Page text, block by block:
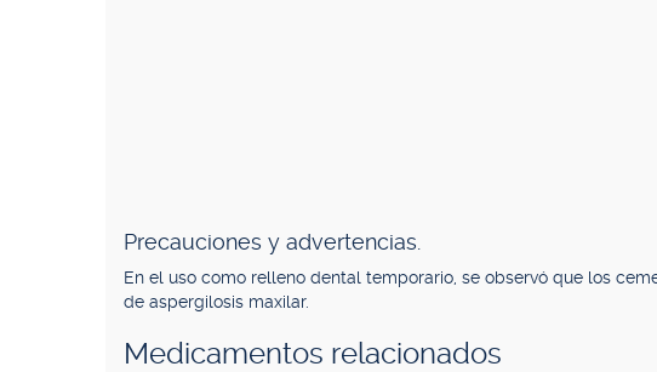
Precauciones y advertencias.
En el uso como relleno dental temporario, se observó que los
de aspergilosis maxilar.
Medicamentos relacionados